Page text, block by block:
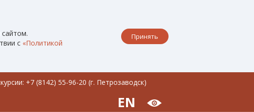
с «Политикой
Принять
+7 (8142) 55-96-20 (г. Петрозаводск)
EN